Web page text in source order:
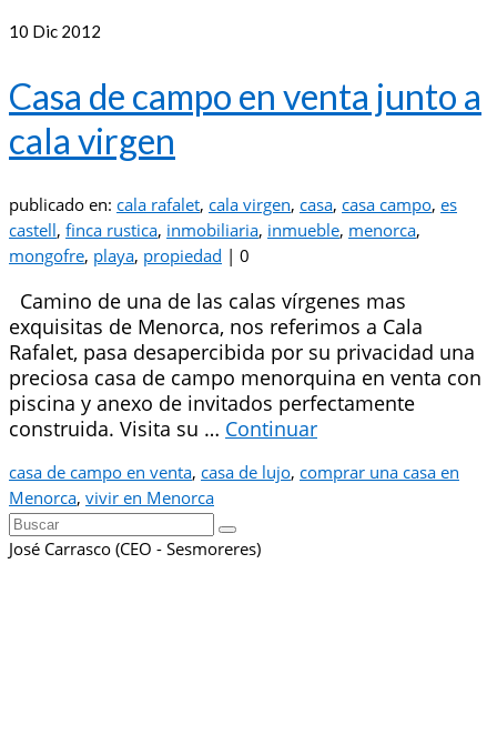
10 Dic 2012
Casa de campo en venta junto a
cala virgen
publicado en: cala rafalet, cala virgen, casa, casa campo, es
castell, finca rustica, inmobiliaria, inmueble, menorca,
mongofre, playa, propiedad | 0
Camino de una de las calas vírgenes mas
exquisitas de Menorca, nos referimos a Cala
Rafalet, pasa desapercibida por su privacidad una
preciosa casa de campo menorquina en venta con
piscina y anexo de invitados perfectamente
construida. Visita su … Continuar
casa de campo en venta, casa de lujo, comprar una casa en
Menorca, vivir en Menorca
Buscar
por:
José Carrasco (CEO - Sesmoreres)